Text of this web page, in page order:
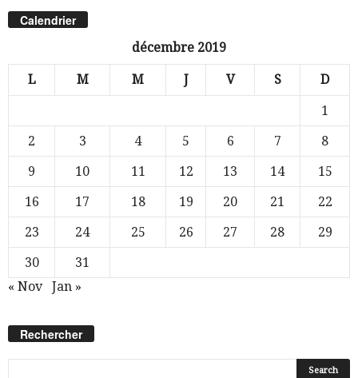
Calendrier
décembre 2019
L M M J V S D
1
2
3 4 5 6 7
8
9
10 11 12 13 14
15
16
17 18 19 20 21
22
23
24 25 26 27 28
29
30
31
« Nov
Jan »
Rechercher